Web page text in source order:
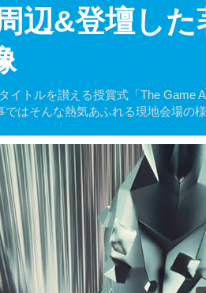
辺&登壇し
トルを讃える授賞式「The Game
はそんな熱気あふれる現地会場の